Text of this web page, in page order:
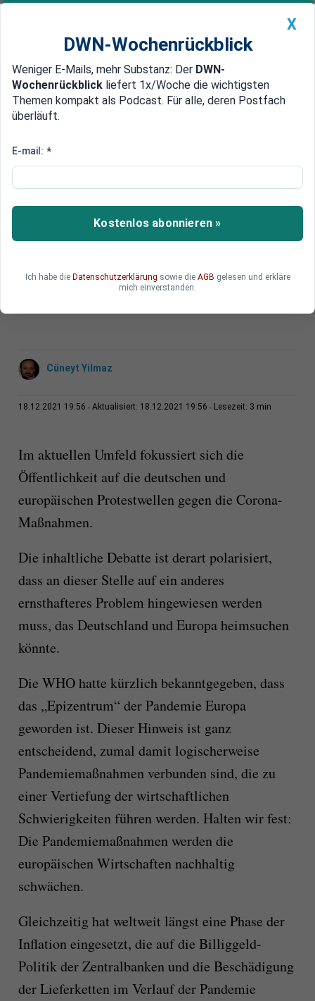
Newsticker MEIN DWN: Geldanlage Premium
Edelmetalle DWN-Magazin China
Risikoanalyse: Große Inflations-
In Europa, Deutschland und dem Rest der Welt
könnte die inflationäre Entwicklung bis 2023 und
darüber hinaus zu großen sozial-wirtschaftlichen
Index steigt rasant an. Europas Politiker sollten
soziale und wirtschaftliche Präventiv-
Cüneyt Yilmaz
18.12.2021 19:56 Aktualisiert: 18.12.2021 19:56 Lesezeit: 3 min
Im aktuellen Umfeld fokussiert sich die
Öffentlichkeit auf die deutschen und
europäischen Protestwellen gegen die Corona-
Maßnahmen.
Die inhaltliche Debatte ist derart polarisiert,
dass an dieser Stelle auf ein anderes
ernsthafteres Problem hingewiesen werden
muss, das Deutschland und Europa heimsuchen
könnte.
Die WHO hatte kürzlich bekanntgegeben, dass
das „Epizentrum“ der Pandemie Europa
geworden ist. Dieser Hinweis ist ganz
entscheidend, zumal damit logischerweise
Pandemiemaßnahmen verbunden sind, die zu
einer Vertiefung der wirtschaftlichen
Schwierigkeiten führen werden. Halten wir fest:
Die Pandemiemaßnahmen werden die
europäischen Wirtschaften nachhaltig
schwächen.
Gleichzeitig hat weltweit längst eine Phase der
Inflation eingesetzt, die auf die Billiggeld-
Politik der Zentralbanken und die Beschädigung
der Lieferketten im Verlauf der Pandemie
X
DWN-Wochenrückblick
Weniger E-Mails, mehr Substanz: Der DWN-
Wochenrückblick liefert 1x/Woche die wichtigsten
Themen kompakt als Podcast. Für alle, deren Postfach
überläuft.
E-mail: *
Kostenlos abonnieren »
Ich habe die Datenschutzerklärung sowie die AGB gelesen und erkläre
mich einverstanden.